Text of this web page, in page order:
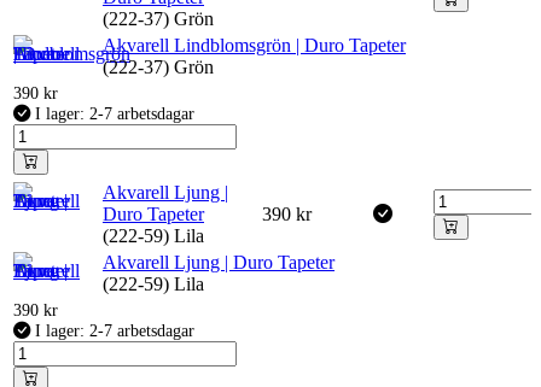
(222-37) Grön
Akvarell Lindblomsgrön | Duro Tapeter
(222-37) Grön
390 kr
I lager: 2-7 arbetsdagar
Akvarell Ljung |
Duro Tapeter
(222-59) Lila
390 kr
Akvarell Ljung | Duro Tapeter
(222-59) Lila
390 kr
I lager: 2-7 arbetsdagar